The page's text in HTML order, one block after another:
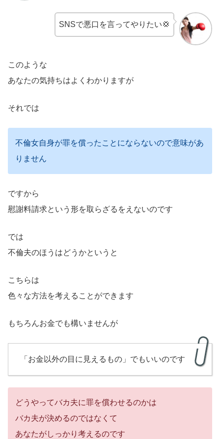
SNSで悪口を言ってやりたい💢
このような
あなたの気持ちはよくわかりますが
それでは
不倫女自身が罪を償ったことにならないので意味があ
りません
ですから
慰謝料請求という形を取らざるをえないのです
では
不倫夫のほうはどうかというと
こちらは
色々な方法を考えることができます
もちろんお金でも構いませんが
「お金以外の目に見えるもの」でもいいのです
どうやってバカ夫に罪を償わせるのかは
バカ夫が決めるのではなくて
あなたがしっかり考えるのです